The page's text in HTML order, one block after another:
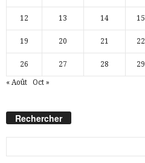
12 13 14 15
19 20 21 22
26 27 28 29
« Août Oct »
Rechercher